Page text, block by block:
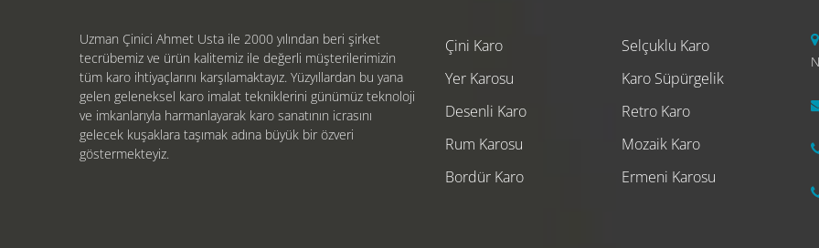
Uzman Çinici Ahmet Usta ile 2000 yılından beri şirket
tecrübemiz ve ürün kalitemiz ile değerli müşterilerimizin
tüm karo ihtiyaçlarını karşılamaktayız. Yüzyıllardan bu yana
gelen geleneksel karo imalat tekniklerini günümüz teknoloji
ve imkanlarıyla harmanlayarak karo sanatının icrasını
gelecek kuşaklara taşımak adına büyük bir özveri
göstermekteyiz.
Çini Karo
Yer Karosu
Desenli Karo
Rum Karosu
Bordür Karo
Selçuklu Karo
Karo Süpürgelik
Retro Karo
Mozaik Karo
Ermeni Karosu